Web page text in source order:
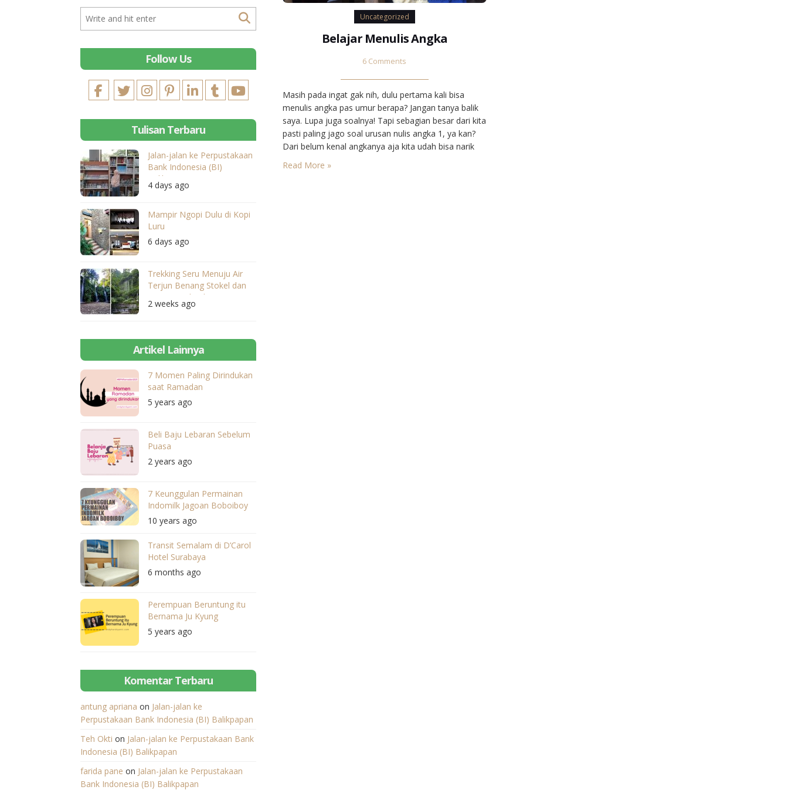
Uncategorized
Belajar Menulis Angka
6 Comments
Masih pada ingat gak nih, dulu pertama kali bisa
menulis angka pas umur berapa? Jangan tanya balik
saya. Lupa juga soalnya! Tapi sebagian besar dari kita
pasti paling jago soal urusan nulis angka 1, ya kan?
Dari belum kenal angkanya aja kita udah bisa narik
garis lurus semi keriting ragu-ragu yang bisa disebut
Read More »
Follow Us
Tulisan Terbaru
Jalan-jalan ke Perpustakaan
Bank Indonesia (BI)
Balikpapan
4 days ago
Mampir Ngopi Dulu di Kopi
Luru
6 days ago
Trekking Seru Menuju Air
Terjun Benang Stokel dan
Benang Kelambu
2 weeks ago
Artikel Lainnya
7 Momen Paling Dirindukan
saat Ramadan
5 years ago
Beli Baju Lebaran Sebelum
Puasa
2 years ago
7 Keunggulan Permainan
Indomilk Jagoan Boboiboy
10 years ago
Transit Semalam di D’Carol
Hotel Surabaya
6 months ago
Perempuan Beruntung itu
Bernama Ju Kyung
5 years ago
Komentar Terbaru
antung apriana on Jalan-jalan ke
Perpustakaan Bank Indonesia (BI) Balikpapan
Teh Okti on Jalan-jalan ke Perpustakaan Bank
Indonesia (BI) Balikpapan
farida pane on Jalan-jalan ke Perpustakaan
Bank Indonesia (BI) Balikpapan